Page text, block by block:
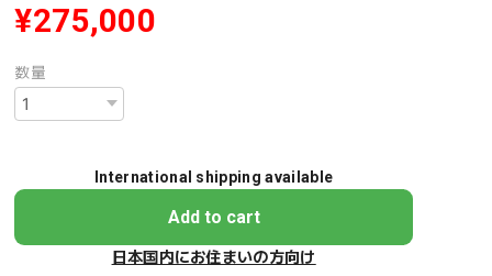
¥275,000
数量
International shipping available
Add to cart
日本国内にお住まいの方向け